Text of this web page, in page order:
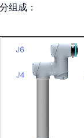
组成：